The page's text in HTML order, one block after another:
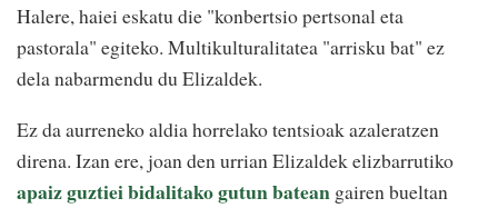
Halere, haiei eskatu die "konbertsio pertsonal eta
pastorala" egiteko. Multikulturalitatea "arrisku bat" ez
dela nabarmendu du Elizaldek.
Ez da aurreneko aldia horrelako tentsioak azaleratzen
direna. Izan ere, joan den urrian Elizaldek elizbarrutiko
apaiz guztiei bidalitako gutun batean gairen bueltan